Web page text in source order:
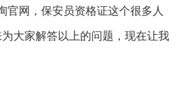
官网，保安员资格证这个很多人
大家解答以上的问题，现在让我